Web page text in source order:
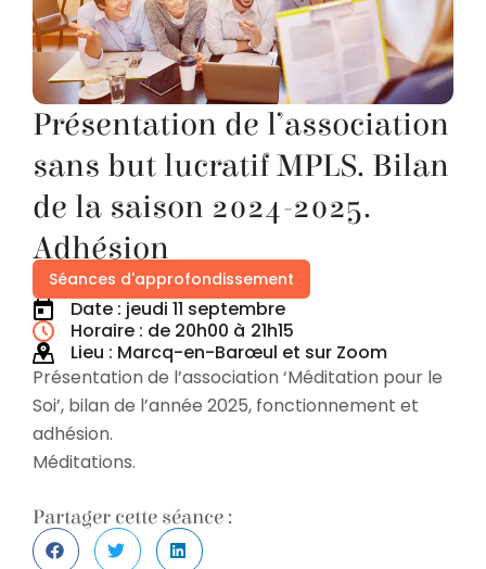
Présentation de l’association
sans but lucratif MPLS. Bilan
de la saison 2024-2025.
Adhésion
Séances d'approfondissement
Date : jeudi 11 septembre
Horaire : de 20h00 à 21h15
Lieu : Marcq-en-Barœul et sur Zoom
Présentation de l’association ‘Méditation pour le
Soi’, bilan de l’année 2025, fonctionnement et
adhésion.
Méditations.
Partager cette séance :